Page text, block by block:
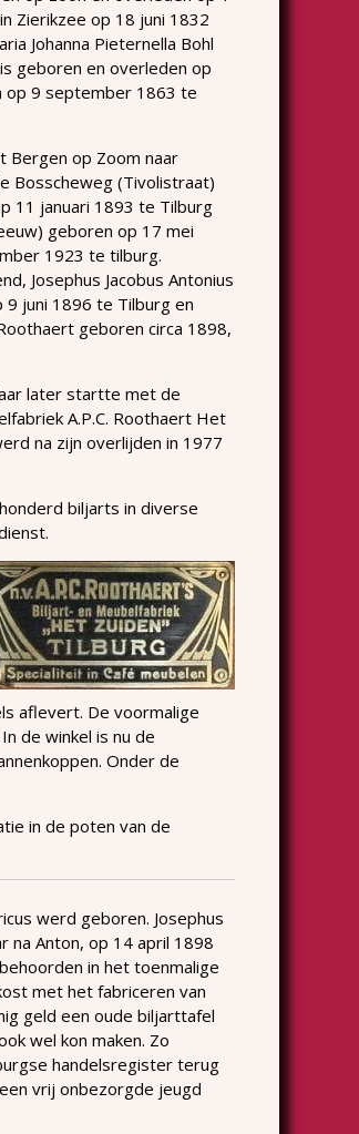
Zierikzee op 18 juni 1832
Johanna Pieternella Bohl
geboren en overleden op
op 9 september 1863 te
Bergen op Zoom naar
Bosscheweg (Tivolistraat)
11 januari 1893 te Tilburg
geboren op 17 mei
1923 te tilburg.
Josephus Jacobus Antonius
juni 1896 te Tilburg en
geboren circa 1898,
later startte met de
A.P.C. Roothaert Het
na zijn overlijden in 1977
biljarts in diverse
aflevert. De voormalige
de winkel is nu de
Onder de
in de poten van de
werd geboren. Josephus
na Anton, op 14 april 1898
in het toenmalige
met het fabriceren van
geld een oude biljarttafel
wel kon maken. Zo
handelsregister terug
vrij onbezorgde jeugd